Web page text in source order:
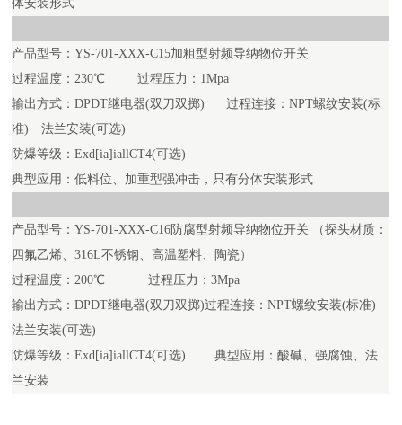
体安装形式
产品型号：YS-701-XXX-C15加粗型射频导纳物位开关
过程温度：230℃ 过程压力：1Mpa
输出方式：DPDT继电器(双刀双掷) 过程连接：NPT螺纹安装(标
准) 法兰安装(可选)
防爆等级：Exd[ia]iallCT4(可选)
典型应用：低料位、加重型强冲击，只有分体安装形式
产品型号：YS-701-XXX-C16防腐型射频导纳物位开关 （探头材质：
四氟乙烯、316L不锈钢、高温塑料、陶瓷）
过程温度：200℃ 过程压力：3Mpa
输出方式：DPDT继电器(双刀双掷)过程连接：NPT螺纹安装(标准)
法兰安装(可选)
防爆等级：Exd[ia]iallCT4(可选) 典型应用：酸碱、强腐蚀、法
兰安装